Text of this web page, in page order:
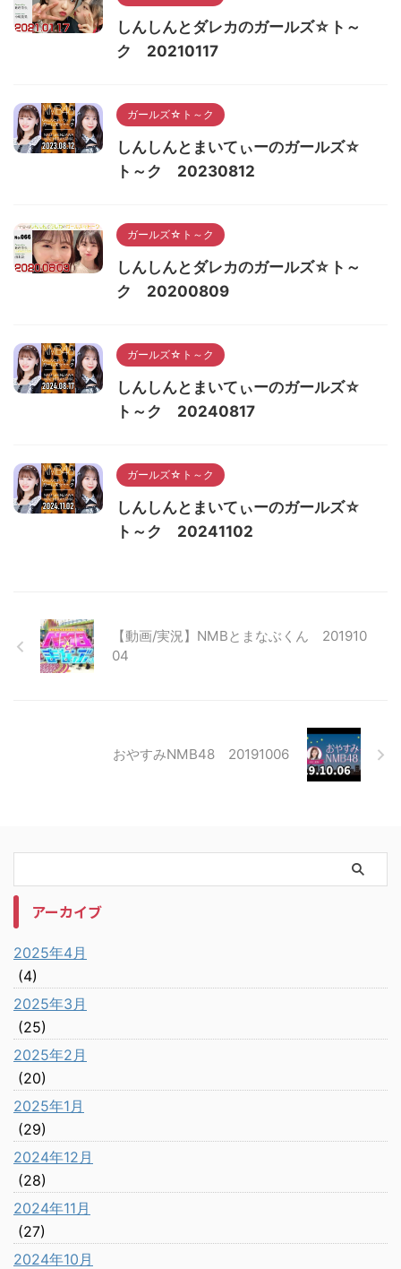
しんしんとダレカのガールズ☆ト～
ク 20210117
ガールズ☆ト～ク
しんしんとまいてぃーのガールズ☆
ト～ク 20230812
ガールズ☆ト～ク
しんしんとダレカのガールズ☆ト～
ク 20200809
ガールズ☆ト～ク
しんしんとまいてぃーのガールズ☆
ト～ク 20240817
ガールズ☆ト～ク
しんしんとまいてぃーのガールズ☆
ト～ク 20241102
【動画/実況】NMBとまなぶくん 201910
04
おやすみNMB48 20191006
アーカイブ
2025年4月
(4)
2025年3月
(25)
2025年2月
(20)
2025年1月
(29)
2024年12月
(28)
2024年11月
(27)
2024年10月